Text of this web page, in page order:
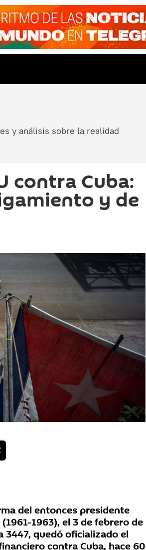
y análisis sobre la realidad
contra Cuba:
y de
del entonces presidente
1963), el 3 de febrero de
3447, quedó oficializado el
contra Cuba, hace 60